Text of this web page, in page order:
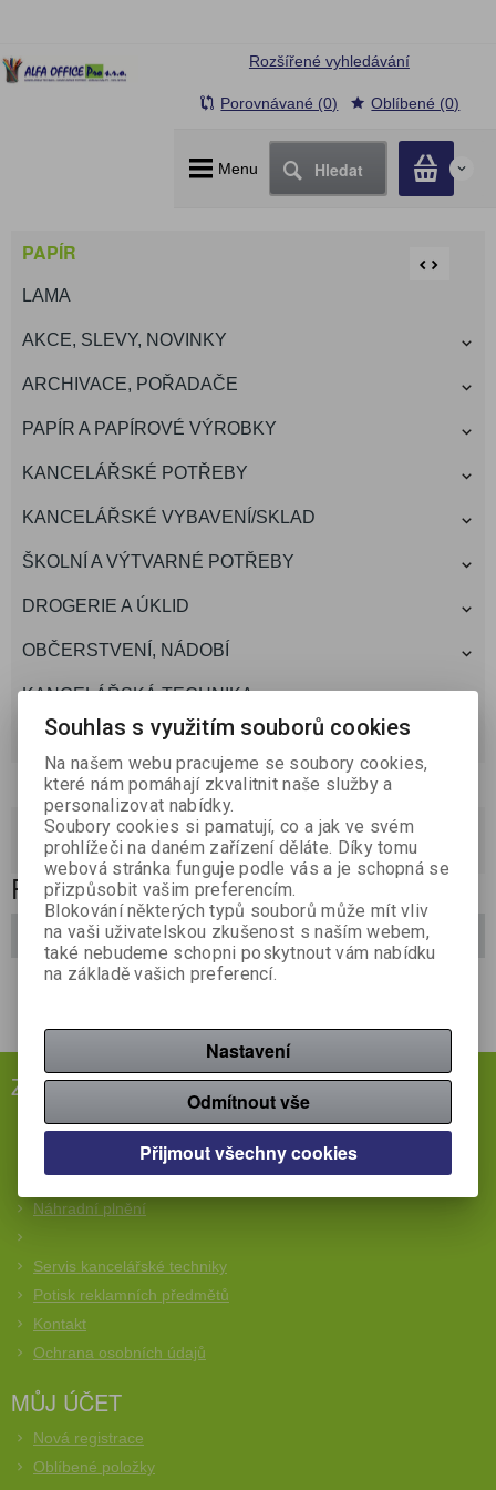
Menu Hledat 0
Rozšířené vyhledávání
Porovnávané (0) Oblíbené (0)
PAPÍR
LAMA
AKCE, SLEVY, NOVINKY
ARCHIVACE, POŘADAČE
PAPÍR A PAPÍROVÉ VÝROBKY
KANCELÁŘSKÉ POTŘEBY
KANCELÁŘSKÉ VYBAVENÍ/SKLAD
ŠKOLNÍ A VÝTVARNÉ POTŘEBY
DROGERIE A ÚKLID
OBČERSTVENÍ, NÁDOBÍ
KANCELÁŘSKÁ TECHNIKA
TONERY A CARTRIDGE
Akce,novinky
akce (0)
novinky (0)
PSACÍ PAPÍR
Filtrovat
ZÁKAZNICKÝ SERVIS
Rychlá objednávka
Obchodní podmínky
Reklamační podmínky
Náhradní plnění
Servis kancelářské techniky
Potisk reklamních předmětů
Kontakt
Ochrana osobních údajů
MŮJ ÚČET
Nová registrace
Oblíbené položky
Souhlas s využitím souborů cookies
Na našem webu pracujeme se soubory cookies,
které nám pomáhají zkvalitnit naše služby a
personalizovat nabídky.
Soubory cookies si pamatují, co a jak ve svém
prohlížeči na daném zařízení děláte. Díky tomu
webová stránka funguje podle vás a je schopná se
přizpůsobit vašim preferencím.
Blokování některých typů souborů může mít vliv
na vaši uživatelskou zkušenost s naším webem,
také nebudeme schopni poskytnout vám nabídku
na základě vašich preferencí.
Nastavení
Odmítnout vše
Přijmout všechny cookies